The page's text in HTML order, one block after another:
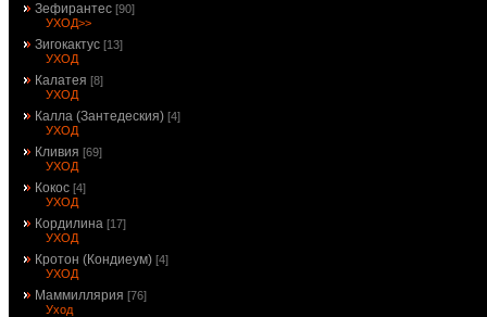
Зефирантес [90]
УХОД>>
Зигокактус [13]
УХОД
Калатея [8]
УХОД
Калла (Зантедеския) [4]
УХОД
Кливия [69]
УХОД
Кокос [4]
УХОД
Кордилина [17]
УХОД
Кротон (Кондиеум) [4]
УХОД
Маммиллярия [76]
Уход